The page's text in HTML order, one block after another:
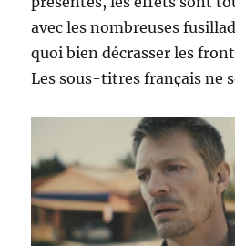
avec les nombreuses
quoi bien décrasser les
Les sous-titres français ne